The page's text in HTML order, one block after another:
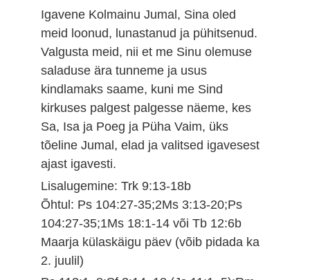
Igavene Kolmainu Jumal, Sina oled
meid loonud, lunastanud ja pühitsenud.
Valgusta meid, nii et me Sinu olemuse
saladuse ära tunneme ja usus
kindlamaks saame, kuni me Sind
kirkuses palgest palgesse näeme, kes
Sa, Isa ja Poeg ja Püha Vaim, üks
tõeline Jumal, elad ja valitsed igavesest
ajast igavesti.
Lisalugemine: Trk 9:13-18b
Õhtul: Ps 104:27-35;2Ms 3:13-20;Ps
104:27-35;1Ms 18:1-14 või Tb 12:6b
Maarja külaskäigu päev (võib pidada ka
2. juulil)